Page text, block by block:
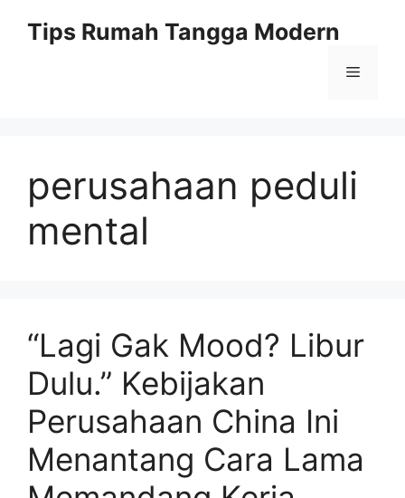
Tips Rumah Tangga Modern
Menu
perusahaan peduli
mental
“Lagi Gak Mood? Libur
Dulu.” Kebijakan
Perusahaan China Ini
Menantang Cara Lama